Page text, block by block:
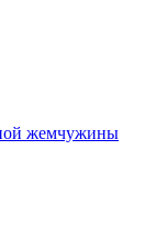
жемчужины